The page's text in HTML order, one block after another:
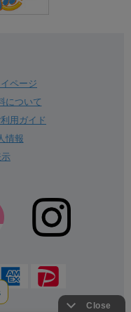
ページ
について
利用ガイド
情報